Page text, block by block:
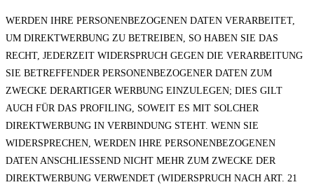
WERDEN IHRE PERSONENBEZOGENEN DATEN VERARBEITET,
UM DIREKTWERBUNG ZU BETREIBEN, SO HABEN SIE DAS
RECHT, JEDERZEIT WIDERSPRUCH GEGEN DIE VERARBEITUNG
SIE BETREFFENDER PERSONENBEZOGENER DATEN ZUM
ZWECKE DERARTIGER WERBUNG EINZULEGEN; DIES GILT
AUCH FÜR DAS PROFILING, SOWEIT ES MIT SOLCHER
DIREKTWERBUNG IN VERBINDUNG STEHT. WENN SIE
WIDERSPRECHEN, WERDEN IHRE PERSONENBEZOGENEN
DATEN ANSCHLIESSEND NICHT MEHR ZUM ZWECKE DER
DIREKTWERBUNG VERWENDET (WIDERSPRUCH NACH ART. 21